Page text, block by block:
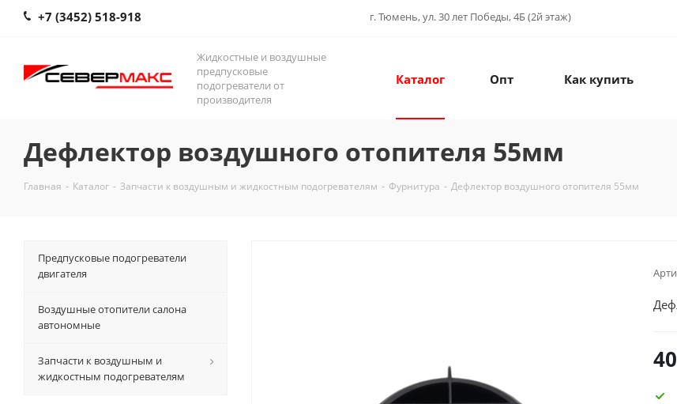
+7 (3452) 518-918 г. Тюмень, ул. 30 лет Победы, 4Б (2й этаж)
Жидкостные и воздушные
предпусковые
подогреватели от
производителя
Каталог Опт Как купить
Дефлектор воздушного отопителя 55мм
Главная - Каталог - Запчасти к воздушным и жидкостным подогревателям - Фурнитура - Дефлектор воздушного отопителя 55мм
Предпусковые подогреватели
двигателя
Воздушные отопители салона
автономные
Запчасти к воздушным и
жидкостным подогревателям